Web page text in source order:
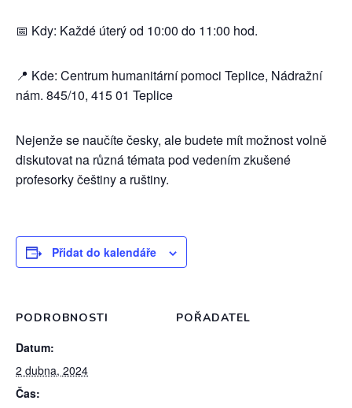
📅 Kdy: Každé úterý od 10:00 do 11:00 hod.
📍 Kde: Centrum humanitární pomoci Teplice, Nádražní
nám. 845/10, 415 01 Teplice
Nejenže se naučíte česky, ale budete mít možnost volně
diskutovat na různá témata pod vedením zkušené
profesorky češtiny a ruštiny.
Přidat do kalendáře
PODROBNOSTI
Datum:
2 dubna, 2024
Čas:
POŘADATEL